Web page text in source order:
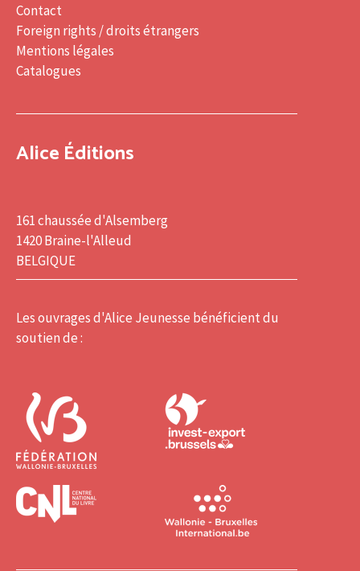
Contact
Foreign rights / droits étrangers
Mentions légales
Catalogues
Alice Éditions
161 chaussée d'Alsemberg
1420 Braine-l'Alleud
BELGIQUE
Les ouvrages d'Alice Jeunesse bénéficient du
soutien de :